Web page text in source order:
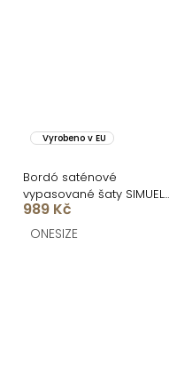
Vyrobeno v EU
Bordó saténové
vypasované šaty SIMUEL
se šněrováním
989 Kč
ONESIZE